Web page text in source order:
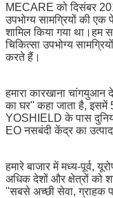
MECARE को दिसंबर
उपभोग्य सामग्रियों की
शामिल किया गया था।हम
चिकित्सा उपभोग्य
करते हैं।
हमारा कारखाना चांगयुआन
का घर'' कहा जाता है, इसमें
YOSHIELD के पास
EO नसबंदी केंद्र का
हमारे बाजार में मध्य-पूर्व,
अधिक देशों और क्षेत्रों को
''सबसे अच्छी सेवा, ग्राहक